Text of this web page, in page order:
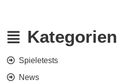
Kategorien
Spieletests
News